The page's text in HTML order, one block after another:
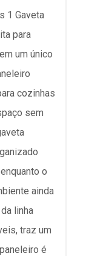
1 Gaveta
para
um único
cozinhas
sem
o
ainda
linha
traz um
é